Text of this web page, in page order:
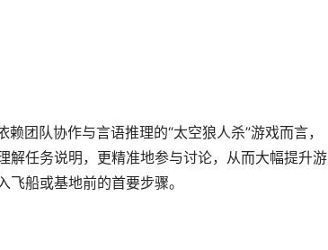
团队协作与言语推理的“太空狼人杀”游戏而言，
解任务说明，更精准地参与讨论，从而大幅提升游
船或基地前的首要步骤。